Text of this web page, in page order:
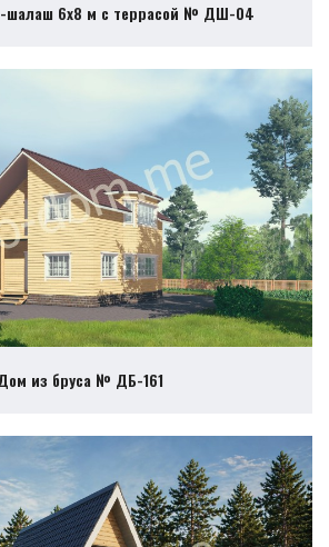
6х8 м с террасой № ДШ-04
из бруса № ДБ-161